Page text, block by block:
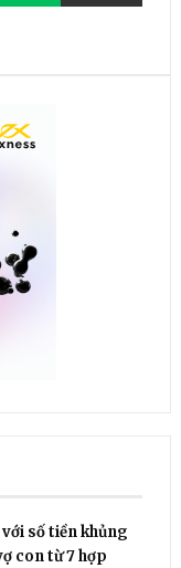
số tiền khủng
con từ 7 hợp